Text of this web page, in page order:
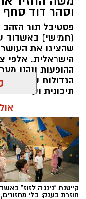
וסהר דוד סחף
פסטיבל תור
(חמישי) באשדוד
שהציגו את
הישראלית. אלפי
ההופעות ונהנו
הגדולות של
תיכונית ועד
להאזנה לתוכן:
אלדה נתנאל / 10:10 07.08.26
קייטנת "נינג'ה לזוז"
חוזרת בענק: בלי מחזורים,